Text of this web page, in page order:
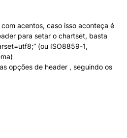
acentos, caso isso aconteça é
para setar o chartset, basta
(ou ISO8859-1,
opções de header , seguindo os